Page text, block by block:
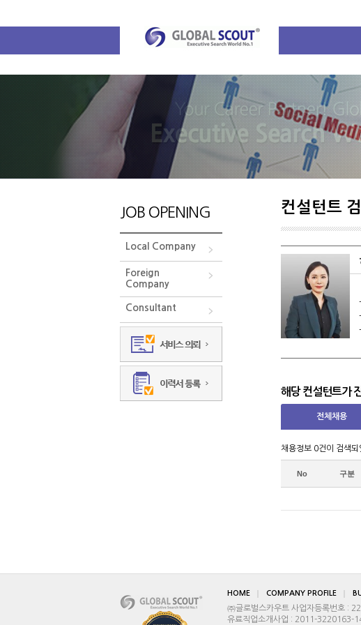
JOB OPENING
Local Company
Foreign
Company
Consultant
컨설턴트
해당 컨설턴트가
전체채용
채용정보 0건이 검색되
No 구분
HOME COMPANY PROFILE
㈜글로벌스카우트 사업자등록번호 :
유료직업소개사업 : 2011-3220163-